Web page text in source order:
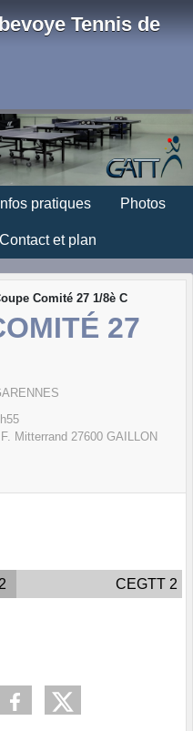
Tennis de
Infos pratiques Photos
Contact et plan
Comité 27 1/8è C
27
Mitterrand 27600 GAILLON
2 CEGTT 2